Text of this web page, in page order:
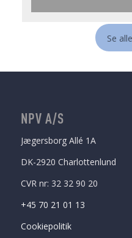
Se
NPV A/S
Jægersborg Allé 1A
DK-2920 Charlottenlund
CVR nr: 32 32 90 20
+45 70 21 01 13
Cookiepolitik